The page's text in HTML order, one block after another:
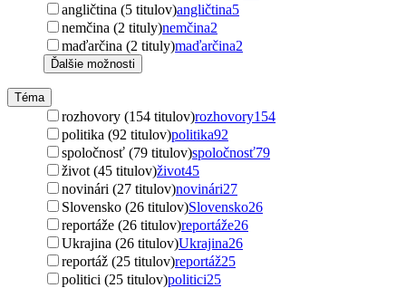
angličtina (5 titulov)angličtina5
nemčina (2 tituly)nemčina2
maďarčina (2 tituly)maďarčina2
Ďalšie možnosti
Téma
rozhovory (154 titulov)rozhovory154
politika (92 titulov)politika92
spoločnosť (79 titulov)spoločnosť79
život (45 titulov)život45
novinári (27 titulov)novinári27
Slovensko (26 titulov)Slovensko26
reportáže (26 titulov)reportáže26
Ukrajina (26 titulov)Ukrajina26
reportáž (25 titulov)reportáž25
politici (25 titulov)politici25